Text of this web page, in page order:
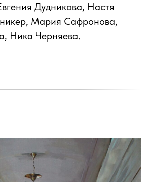
Дудникова, Настя
Мария Сафронова,
Ника Черняева.